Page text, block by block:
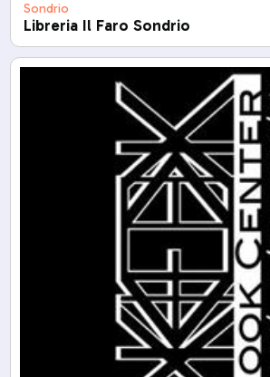
Sondrio
Libreria Il Faro Sondrio